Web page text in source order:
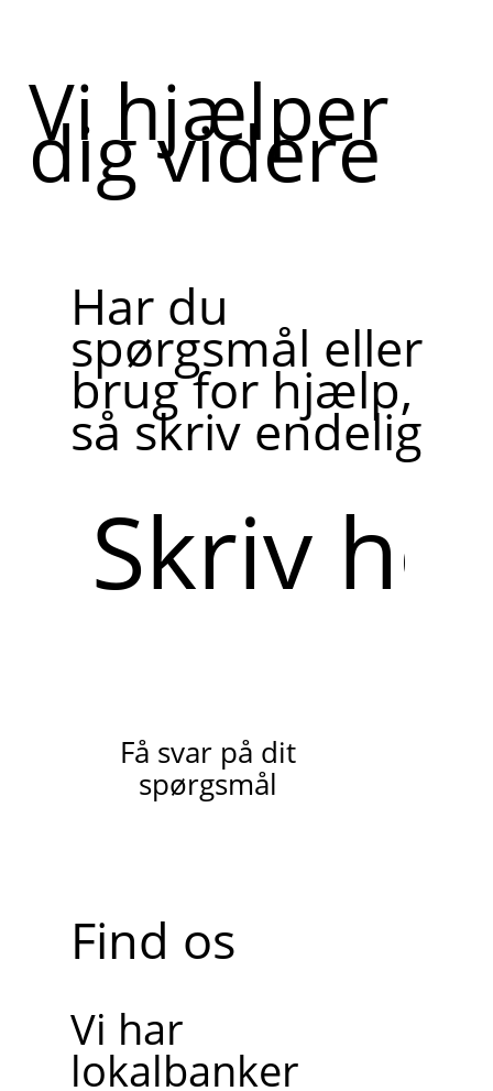
Vi hjælper
dig videre
Har du
spørgsmål eller
brug for hjælp,
så skriv endelig
her
Få svar på dit
spørgsmål
Find os
Vi har
lokalbanker